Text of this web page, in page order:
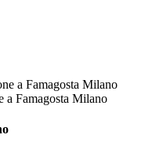
a Famagosta Milano